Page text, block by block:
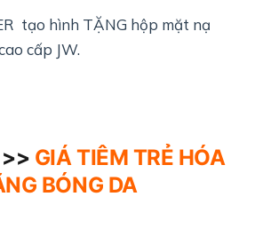
tạo hình TẶNG hộp mặt nạ
cấp JW.
GIÁ TIÊM TRẺ HÓA
BÓNG DA